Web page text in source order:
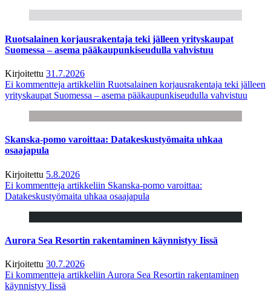
Ruotsalainen korjausrakentaja teki jälleen yrityskaupat
Suomessa – asema pääkaupunkiseudulla vahvistuu
Kirjoitettu 31.7.2026
Ei kommentteja artikkeliin Ruotsalainen korjausrakentaja teki jälleen
yrityskaupat Suomessa – asema pääkaupunkiseudulla vahvistuu
Skanska-pomo varoittaa: Datakeskustyömaita uhkaa
osaajapula
Kirjoitettu 5.8.2026
Ei kommentteja artikkeliin Skanska-pomo varoittaa:
Datakeskustyömaita uhkaa osaajapula
Aurora Sea Resortin rakentaminen käynnistyy Iissä
Kirjoitettu 30.7.2026
Ei kommentteja artikkeliin Aurora Sea Resortin rakentaminen
käynnistyy Iissä